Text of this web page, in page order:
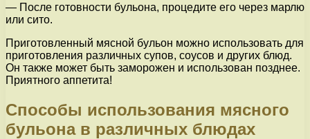
— После готовности бульона, процедите его через марлю
или сито.
Приготовленный мясной бульон можно использовать для
приготовления различных супов, соусов и других блюд.
Он также может быть заморожен и использован позднее.
Приятного аппетита!
Способы использования мясного
бульона в различных блюдах